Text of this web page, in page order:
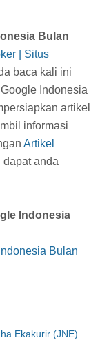
Bulan
| Situs
baca kali ini
Indonesia
artikel
informasi
Artikel
dapat anda
Indonesia
Bulan
Ekakurir (JNE)